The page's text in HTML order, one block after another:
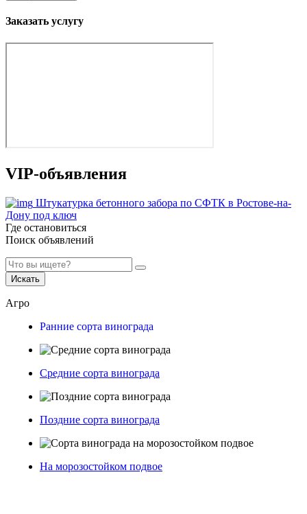
Заказать услугу
VIP-объявления
Штукатурка бетонного забора по СФТК в Ростове-на-
Дону под ключ
Где остановиться
Поиск объявлений
Искать
Агро
Ранние сорта винограда
Средние сорта винограда
Поздние сорта винограда
На морозостойком подвое